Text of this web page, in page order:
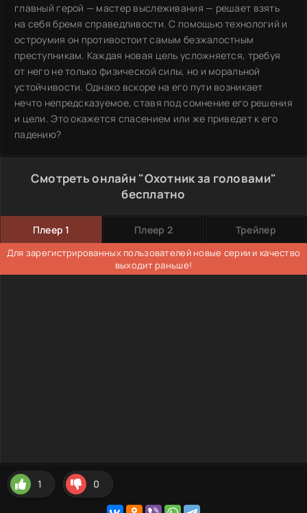
главный герой — мастер выслеживания — решает взять
на себя бремя справедливости. С помощью технологий и
остроумия он противостоит самым безжалостным
преступникам. Каждая новая цель усложняется, требуя
от него не только физической силы, но и моральной
устойчивости. Однако вскоре на его пути возникает
нечто непредсказуемое, ставя под сомнение его решения
и цели. Это окажется спасением или же приведет к его
падению?
Смотреть онлайн "Охотник за головами"
бесплатно
Плеер 1 Плеер 2 Трейлер
Для зарегистрированных пользователей новые серии и качество
выходит раньше!
1 0